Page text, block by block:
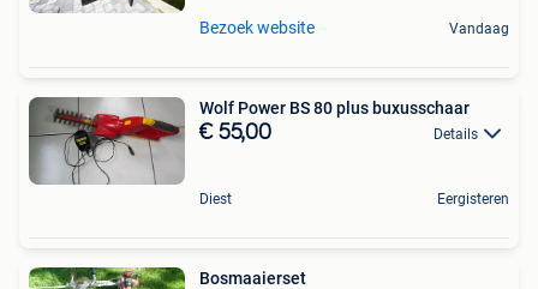
Bezoek website Vandaag
Wolf Power BS 80 plus buxusschaar
€ 55,00 Details
Diest Eergisteren
Bosmaaierset